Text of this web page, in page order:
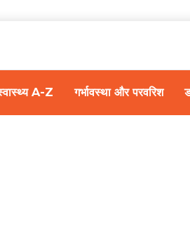
A-Z गर्भावस्था और परवरिश